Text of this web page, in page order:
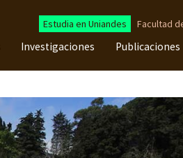
Estudia en Uniandes Facultad
Investigaciones Publicaciones